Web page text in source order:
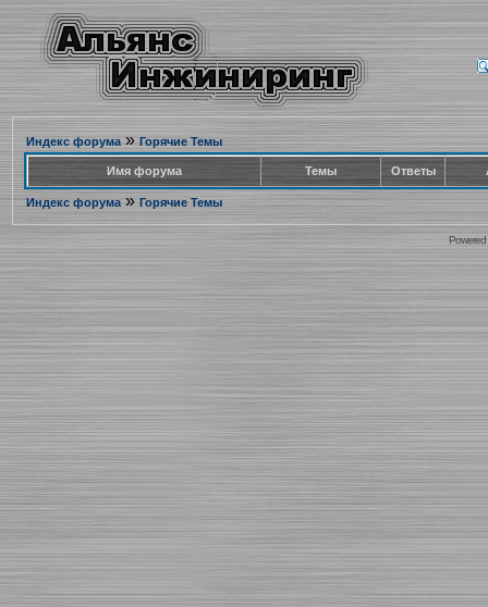
Индекс форума» Горячие Темы
Имя форума Темы Ответы
Индекс форума» Горячие Темы